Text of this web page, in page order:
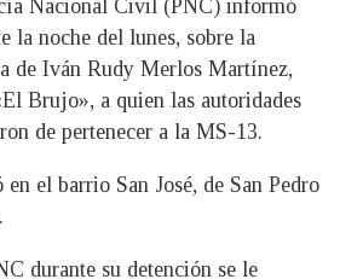
Nacional Civil (PNC) informó
la noche del lunes, sobre la
de Iván Rudy Merlos Martínez,
Brujo», a quien las autoridades
de pertenecer a la MS-13.
en el barrio San José, de San Pedro
durante su detención se le